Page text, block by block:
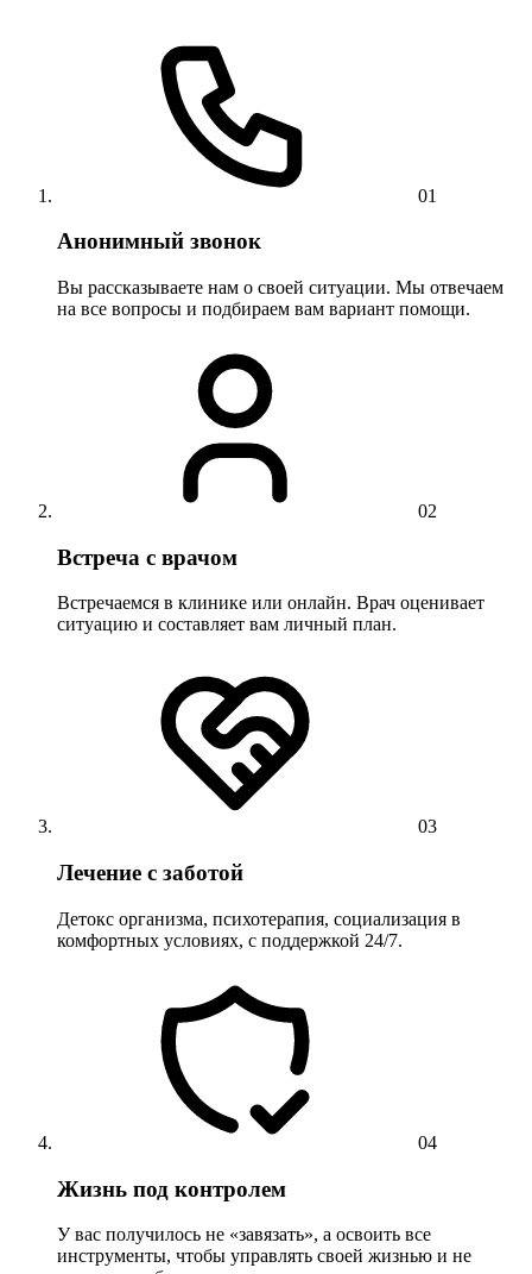
01
Анонимный звонок
Вы рассказываете нам о своей ситуации. Мы отвечаем
на все вопросы и подбираем вам вариант помощи.
02
Встреча с врачом
Встречаемся в клинике или онлайн. Врач оценивает
ситуацию и составляет вам личный план.
03
Лечение с заботой
Детокс организма, психотерапия, социализация в
комфортных условиях, с поддержкой 24/7.
04
Жизнь под контролем
У вас получилось не «завязать», а освоить все
инструменты, чтобы управлять своей жизнью и не